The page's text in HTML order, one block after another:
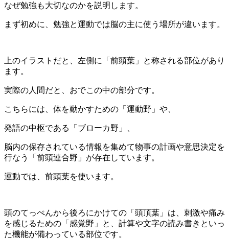
なぜ勉強も大切なのかを説明します。
まず初めに、勉強と運動では脳の主に使う場所が違います。
上のイラストだと、左側に「前頭葉」と称される部位があり
ます。
実際の人間だと、おでこの中の部分です。
こちらには、体を動かすための「運動野」や、
発語の中枢である「ブローカ野」、
脳内の保存されている情報を集めて物事の計画や意思決定を
行なう「前頭連合野」が存在しています。
運動では、前頭葉を使います。
頭のてっぺんから後ろにかけての「頭頂葉」は、刺激や痛み
を感じるための「感覚野」と、計算や文字の読み書きといっ
た機能が備わっている部位です。